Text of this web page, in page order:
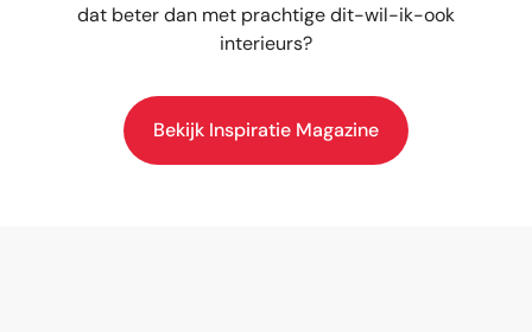
dat beter dan met prachtige dit-wil-ik-ook
interieurs?
Bekijk Inspiratie Magazine